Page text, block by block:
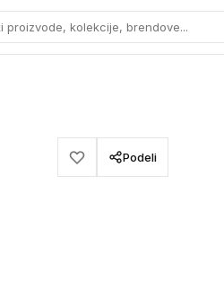
proizvode, kolekcije, brendove...
Podeli